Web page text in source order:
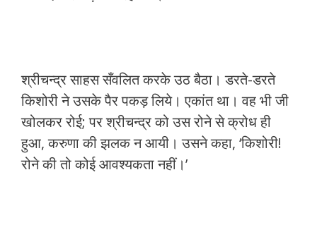
श्रीचन्द्र साहस सँवलित करके उठ बैठा। डरते-डरते
किशोरी ने उसके पैर पकड़ लिये। एकांत था। वह भी जी
खोलकर रोई; पर श्रीचन्द्र को उस रोने से क्रोध ही
हुआ, करुणा की झलक न आयी। उसने कहा, ‘किशोरी!
रोने की तो कोई आवश्यकता नहीं।’